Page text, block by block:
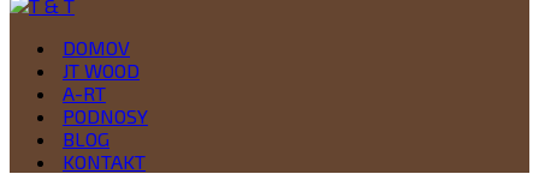
T & T
Drevo je naša vášeň
DOMOV
JT WOOD
A-RT
PODNOSY
BLOG
KONTAKT